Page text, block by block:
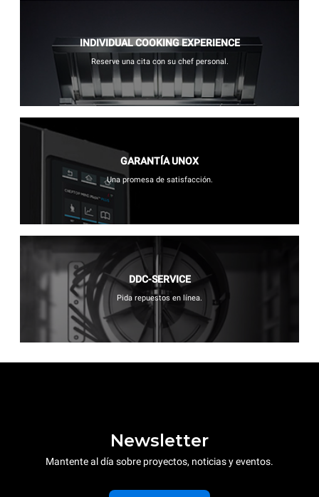
INDIVIDUAL COOKING EXPERIENCE
Reserve una cita con su chef personal.
GARANTÍA UNOX
Una promesa de satisfacción.
DDC-SERVICE
Pida repuestos en línea.
Newsletter
Mantente al día sobre proyectos, noticias y eventos.